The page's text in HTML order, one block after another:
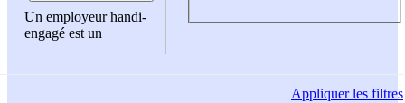
Un employeur handi-
engagé est un
Appliquerles filtres